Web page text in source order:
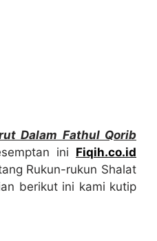
Dalam Fathul Qorib
ini Fiqih.co.id
Rukun-rukun Shalat
berikut ini kami kutip